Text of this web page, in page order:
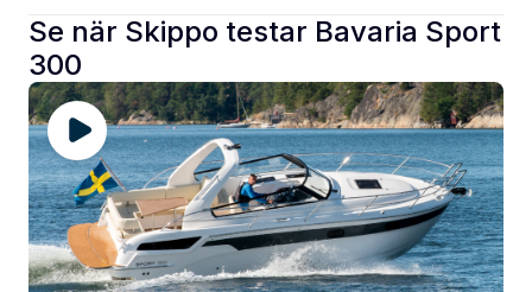
Se när Skippo testar Bavaria Sport
300